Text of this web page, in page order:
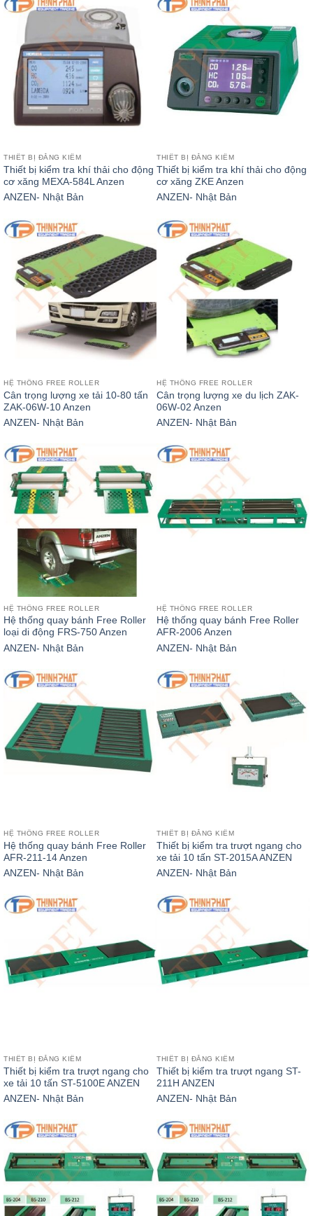
THIẾT BỊ ĐĂNG KIỂM
Thiết bị kiểm tra khí thải cho động
cơ xăng MEXA-584L Anzen
ANZEN- Nhật Bản
THIẾT BỊ ĐĂNG KIỂM
Thiết bị kiểm tra khí thải cho động
cơ xăng ZKE Anzen
ANZEN- Nhật Bản
HỆ THỐNG FREE ROLLER
Cân trọng lượng xe tải 10-80 tấn
ZAK-06W-10 Anzen
ANZEN- Nhật Bản
HỆ THỐNG FREE ROLLER
Cân trọng lượng xe du lịch ZAK-
06W-02 Anzen
ANZEN- Nhật Bản
HỆ THỐNG FREE ROLLER
Hệ thống quay bánh Free Roller
loại di động FRS-750 Anzen
ANZEN- Nhật Bản
HỆ THỐNG FREE ROLLER
Hệ thống quay bánh Free Roller
AFR-2006 Anzen
ANZEN- Nhật Bản
HỆ THỐNG FREE ROLLER
Hệ thống quay bánh Free Roller
AFR-211-14 Anzen
ANZEN- Nhật Bản
THIẾT BỊ ĐĂNG KIỂM
Thiết bị kiểm tra trượt ngang cho
xe tải 10 tấn ST-2015A ANZEN
ANZEN- Nhật Bản
THIẾT BỊ ĐĂNG KIỂM
Thiết bị kiểm tra trượt ngang cho
xe tải 10 tấn ST-5100E ANZEN
ANZEN- Nhật Bản
THIẾT BỊ ĐĂNG KIỂM
Thiết bị kiểm tra trượt ngang ST-
211H ANZEN
ANZEN- Nhật Bản